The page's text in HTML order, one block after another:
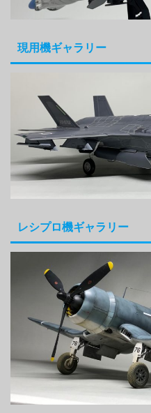
現用機ギャラリー
レシプロ機ギャラリー